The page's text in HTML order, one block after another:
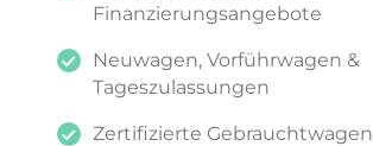
Finanzierungsangebote
Neuwagen, Vorführwagen &
Tageszulassungen
Zertifizierte Gebrauchtwagen